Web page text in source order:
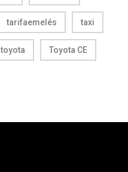
tarifaemelés taxi
toyota Toyota CE